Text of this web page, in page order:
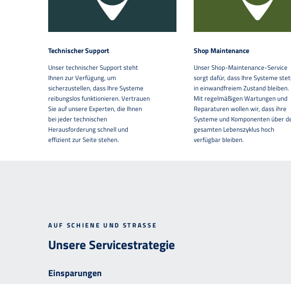
Technischer Support
Unser technischer Support steht
Ihnen zur Verfügung, um
sicherzustellen, dass Ihre Systeme
reibungslos funktionieren. Vertrauen
Sie auf unsere Experten, die Ihnen
bei jeder technischen
Herausforderung schnell und
effizient zur Seite stehen.
Shop Maintenance
Unser Shop-Maintenance-Service
sorgt dafür, dass Ihre Systeme
in einwandfreiem Zustand bleiben.
Mit regelmäßigen Wartungen und
Reparaturen wollen wir, dass ihre
Systeme und Komponenten über
gesamten Lebenszyklus hoch
verfügbar bleiben.
AUF SCHIENE UND STRASSE
Unsere Servicestrategie
Einsparungen